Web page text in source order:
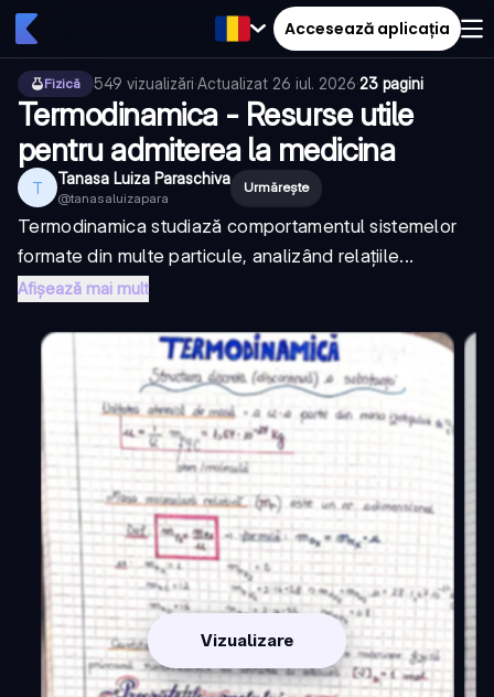
Accesează aplicația
Fizică 549 vizualizări·Actualizat 26 iul. 2026·23 pagini
Termodinamica - Resurse utile
pentru admiterea la medicina
T Tanasa Luiza Paraschiva
@tanasaluizapara
Urmărește
Termodinamica studiază comportamentul sistemelor
formate din multe particule, analizând relațiile...
Afișează mai mult
Vizualizare